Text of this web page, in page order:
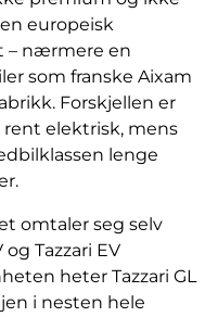
europeisk
– nærmere en
som franske Aixam
Forskjellen er
rent elektrisk, mens
lenge
omtaler seg selv
og Tazzari EV
heter Tazzari GL
i nesten hele